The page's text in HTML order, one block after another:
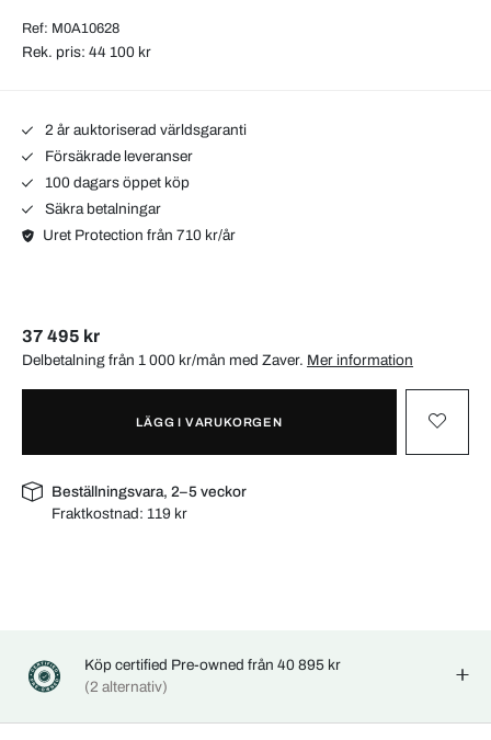
Ref: M0A10628
Rek. pris: 44 100 kr
2 år auktoriserad världsgaranti
Försäkrade leveranser
100 dagars öppet köp
Säkra betalningar
Uret Protection från 710 kr/år
37 495 kr
Delbetalning från 1 000 kr/mån med Zaver. Mer information
LÄGG I VARUKORGEN
Beställningsvara, 2–5 veckor
Fraktkostnad: 119 kr
Köp certified Pre-owned från 40 895 kr
(2 alternativ)